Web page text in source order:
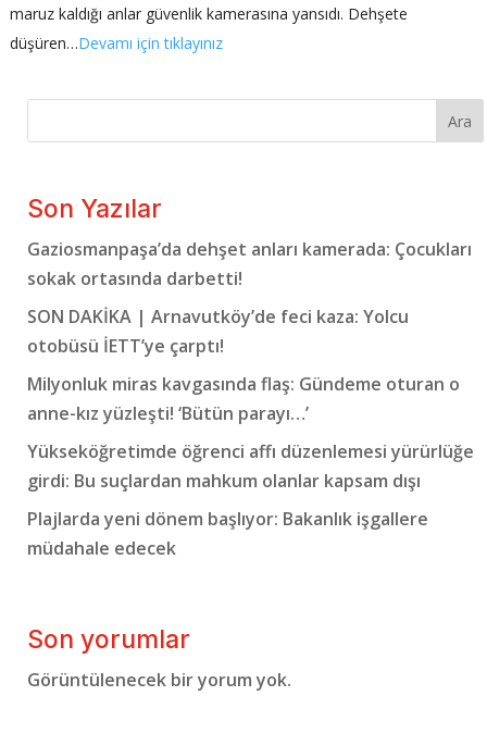
maruz kaldığı anlar güvenlik kamerasına yansıdı. Dehşete
düşüren…Devamı için tıklayınız
Ara
Son Yazılar
Gaziosmanpaşa’da dehşet anları kamerada: Çocukları
sokak ortasında darbetti!
SON DAKİKA | Arnavutköy’de feci kaza: Yolcu
otobüsü İETT’ye çarptı!
Milyonluk miras kavgasında flaş: Gündeme oturan o
anne-kız yüzleşti! ‘Bütün parayı…’
Yükseköğretimde öğrenci affı düzenlemesi yürürlüğe
girdi: Bu suçlardan mahkum olanlar kapsam dışı
Plajlarda yeni dönem başlıyor: Bakanlık işgallere
müdahale edecek
Son yorumlar
Görüntülenecek bir yorum yok.